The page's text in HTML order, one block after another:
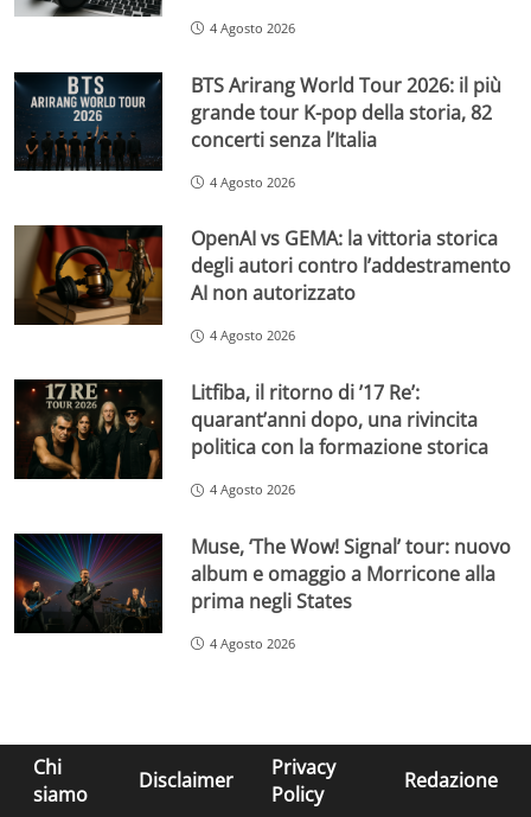
4 Agosto 2026
BTS Arirang World Tour 2026: il più
grande tour K-pop della storia, 82
concerti senza l’Italia
4 Agosto 2026
OpenAI vs GEMA: la vittoria storica
degli autori contro l’addestramento
AI non autorizzato
4 Agosto 2026
Litfiba, il ritorno di ’17 Re’:
quarant’anni dopo, una rivincita
politica con la formazione storica
4 Agosto 2026
Muse, ‘The Wow! Signal’ tour: nuovo
album e omaggio a Morricone alla
prima negli States
4 Agosto 2026
Chi
siamo
Disclaimer
Privacy
Policy
Redazione